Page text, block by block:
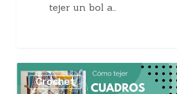
tejer un bol a…
Cómo
tejerCrochet